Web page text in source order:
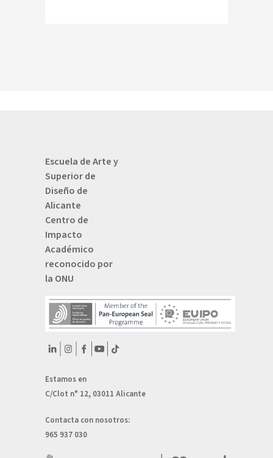
Escuela de Arte y
Superior de
Diseño de
Alicante
Centro de
Impacto
Académico
reconocido por
la ONU
Estamos en
C/Clot n° 12, 03011 Alicante
Contacta con nosotros:
965 937 030